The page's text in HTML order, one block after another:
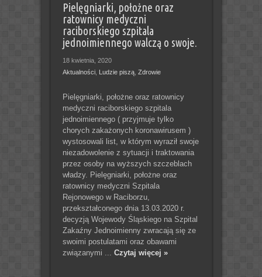
Pielęgniarki, położne oraz
ratownicy medyczni
raciborskiego szpitala
jednoimiennego walczą o swoje.
18 kwietnia, 2020
Aktualności, Ludzie piszą, Zdrowie
Pielęgniarki, położne oraz ratownicy
medyczni raciborskiego szpitala
jednoimiennego ( przyjmuje tylko
chorych zakażonych koronawirusem )
wystosowali list, w którym wyraził swoje
niezadowolenie z sytuacji i traktowania
przez osoby na wyższych szczeblach
władzy. Pielęgniarki, położne oraz
ratownicy medyczni Szpitala
Rejonowego w Raciborzu,
przekształconego dnia 13.03.2020 r.
decyzją Wojewody Śląskiego na Szpital
Zakaźny Jednoimienny zwracają się ze
swoimi postulatami oraz obawami
związanymi ... Czytaj więcej »